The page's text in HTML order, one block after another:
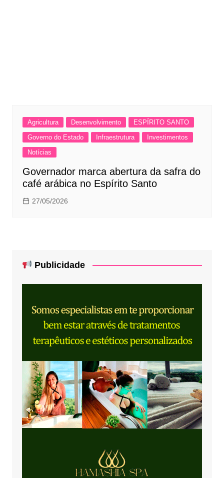
Agricultura Desenvolvimento
ESPÍRITO SANTO
Governo do Estado
Infraestrutura
Investimentos
Notícias
Governador marca abertura da safra do
café arábica no Espírito Santo
27/05/2026
Publicidade